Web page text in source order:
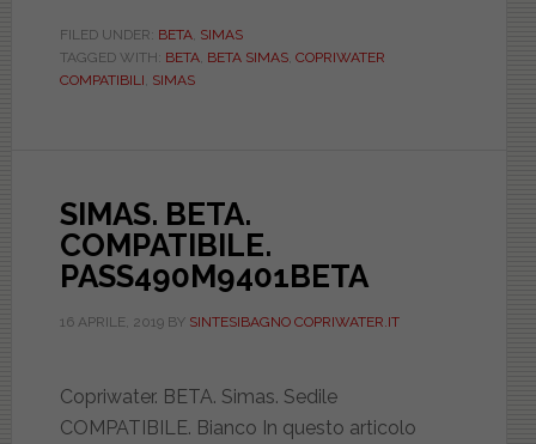
COMPATIBILE.
BIAD019NORMABETA
FILED UNDER: BETA, SIMAS
TAGGED WITH: BETA, BETA SIMAS, COPRIWATER
COMPATIBILI, SIMAS
SIMAS. BETA.
COMPATIBILE.
PASS490M9401BETA
16 APRILE, 2019BY SINTESIBAGNO COPRIWATER.IT
Copriwater. BETA. Simas. Sedile
COMPATIBILE. Bianco In questo articolo